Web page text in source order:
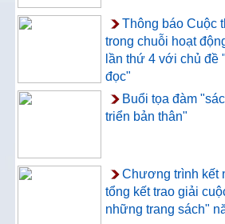
Thông báo Cuộc
trong chuỗi hoạt
lần thứ 4 với chủ đề
đọc"
Buổi tọa đàm
triển bản thân"
Chương trình kết
tổng kết trao giải
những trang sách"